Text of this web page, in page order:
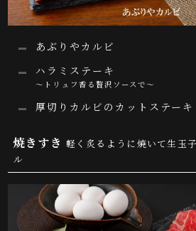
あぶりやカルビ
ハラミステーキ
～トリュフ香る贅沢ソースで～
厚切りカルビのカットステーキ
焼きすき 軽く炙るように焼いて生玉
ル